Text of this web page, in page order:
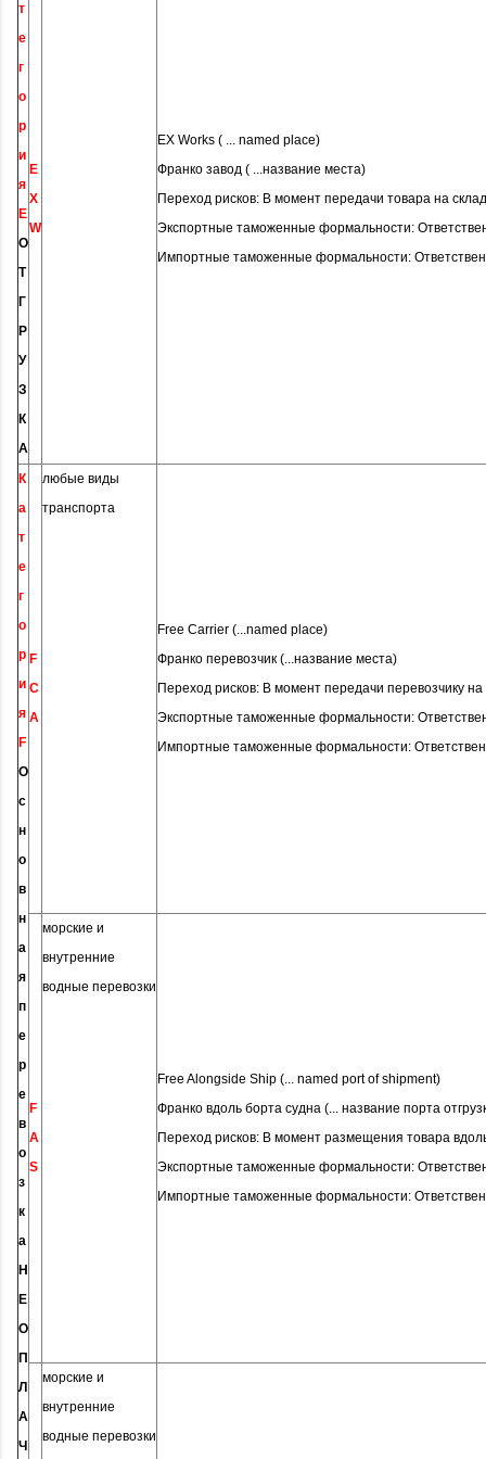
т
е
г
о
р
и
я
E
О
Т
Г
Р
У
З
К
А
E
X
W
EX Works ( ... named place)
Франко завод ( ...название места)
Переход рисков: В момент передачи товара на
Экспортные таможенные формальности:
Импортные таможенные формальности:
К
а
т
е
г
о
р
и
я
F
О
с
н
о
в
н
а
я
п
е
р
е
в
о
з
к
а
Н
Е
О
П
Л
А
Ч
F
C
A
любые виды
транспорта
Free Carrier (...named place)
Франко перевозчик (...название места)
Переход рисков: В момент передачи перевозчику
Экспортные таможенные формальности:
Импортные таможенные формальности:
F
A
S
морские и
внутренние
водные перевозки
Free Alongside Ship (... named port of shipment)
Франко вдоль борта судна (... название порта
Переход рисков: В момент размещения товара
Экспортные таможенные формальности:
Импортные таможенные формальности:
морские и
внутренние
водные перевозки